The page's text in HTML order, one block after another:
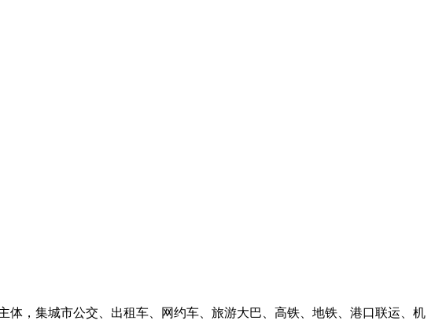
，集城市公交、出租车、网约车、旅游大巴、高铁、地铁、港口联运、机